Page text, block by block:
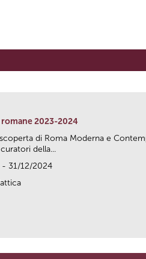
romane 2023-2024
di Roma Moderna e
della...
31/12/2024